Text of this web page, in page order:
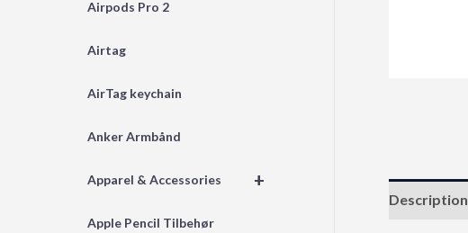
Airpods Pro 2
Airtag
AirTag keychain
Anker Armbånd
+
Apparel & Accessories
Apple Pencil Tilbehør
Description